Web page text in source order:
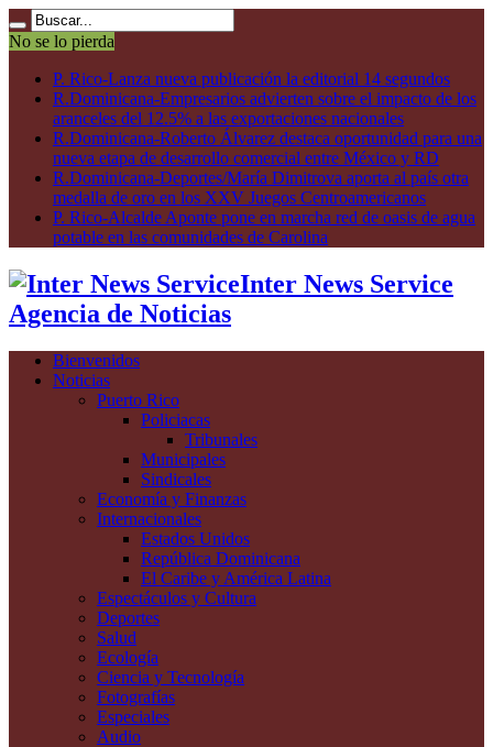
No se lo pierda
P. Rico-Lanza nueva publicación la editorial 14 segundos
R.Dominicana-Empresarios advierten sobre el impacto de los
aranceles del 12.5% a las exportaciones nacionales
R.Dominicana-Roberto Álvarez destaca oportunidad para una
nueva etapa de desarrollo comercial entre México y RD
R.Dominicana-Deportes/María Dimitrova aporta al país otra
medalla de oro en los XXV Juegos Centroamericanos
P. Rico-Alcalde Aponte pone en marcha red de oasis de agua
potable en las comunidades de Carolina
Inter News Service
Agencia de Noticias
Bienvenidos
Noticias
Puerto Rico
Policiacas
Tribunales
Municipales
Sindicales
Economía y Finanzas
Internacionales
Estados Unidos
República Dominicana
El Caribe y América Latina
Espectáculos y Cultura
Deportes
Salud
Ecología
Ciencia y Tecnología
Fotografías
Especiales
Audio